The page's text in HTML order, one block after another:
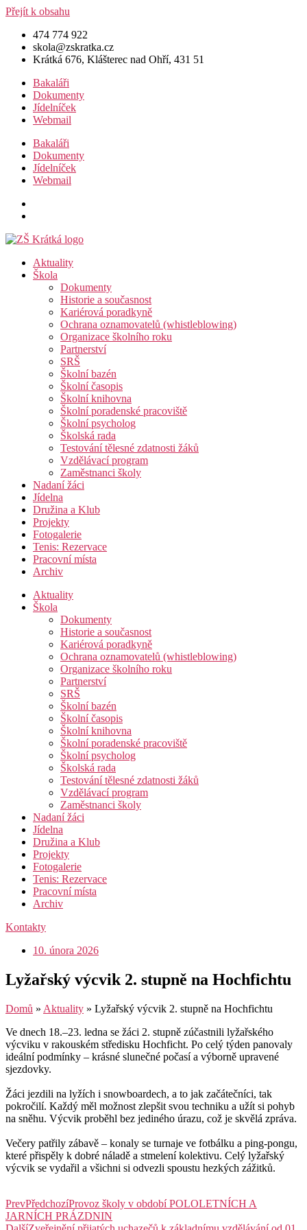
Přejít k obsahu
474 774 922
skola@zskratka.cz
Krátká 676, Klášterec nad Ohří, 431 51
Bakaláři
Dokumenty
Jídelníček
Webmail
Bakaláři
Dokumenty
Jídelníček
Webmail
Aktuality
Škola
Dokumenty
Historie a současnost
Kariérová poradkyně
Ochrana oznamovatelů (whistleblowing)
Organizace školního roku
Partnerství
SRŠ
Školní bazén
Školní časopis
Školní knihovna
Školní poradenské pracoviště
Školní psycholog
Školská rada
Testování tělesné zdatnosti žáků
Vzdělávací program
Zaměstnanci školy
Nadaní žáci
Jídelna
Družina a Klub
Projekty
Fotogalerie
Tenis: Rezervace
Pracovní místa
Archiv
Aktuality
Škola
Dokumenty
Historie a současnost
Kariérová poradkyně
Ochrana oznamovatelů (whistleblowing)
Organizace školního roku
Partnerství
SRŠ
Školní bazén
Školní časopis
Školní knihovna
Školní poradenské pracoviště
Školní psycholog
Školská rada
Testování tělesné zdatnosti žáků
Vzdělávací program
Zaměstnanci školy
Nadaní žáci
Jídelna
Družina a Klub
Projekty
Fotogalerie
Tenis: Rezervace
Pracovní místa
Archiv
Kontakty
10. února 2026
Lyžařský výcvik 2. stupně na Hochfichtu
Domů » Aktuality » Lyžařský výcvik 2. stupně na Hochfichtu
Ve dnech 18.–23. ledna se žáci 2. stupně zúčastnili lyžařského
výcviku v rakouském středisku Hochficht. Po celý týden panovaly
ideální podmínky – krásné slunečné počasí a výborně upravené
sjezdovky.
Žáci jezdili na lyžích i snowboardech, a to jak začátečníci, tak
pokročilí. Každý měl možnost zlepšit svou techniku a užít si pohyb
na sněhu. Výcvik proběhl bez jediného úrazu, což je skvělá zpráva.
Večery patřily zábavě – konaly se turnaje ve fotbálku a ping-pongu,
které přispěly k dobré náladě a stmelení kolektivu. Celý lyžařský
výcvik se vydařil a všichni si odvezli spoustu hezkých zážitků.
PrevPředchozíProvoz školy v období POLOLETNÍCH A
JARNÍCH PRÁZDNIN